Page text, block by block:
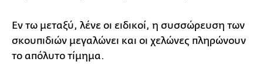
Εν τω μεταξύ, λένε οι ειδικοί, η συσσώρευση των
σκουπιδιών μεγαλώνει και οι χελώνες πληρώνουν
το απόλυτο τίμημα.